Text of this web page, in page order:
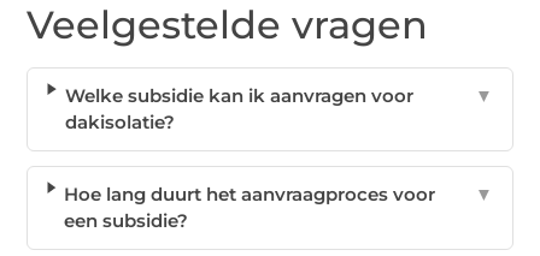
Veelgestelde vragen
Welke subsidie kan ik aanvragen voor
dakisolatie?
▼
Hoe lang duurt het aanvraagproces voor
een subsidie?
▼